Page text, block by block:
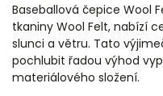
Baseballová čepice Wool
tkaniny Wool Felt, nabízí
slunci a větru. Tato
pochlubit řadou výhod
materiálového složení.